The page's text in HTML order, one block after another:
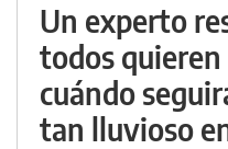
Un experto
todos quieren
cuándo
tan lluvioso